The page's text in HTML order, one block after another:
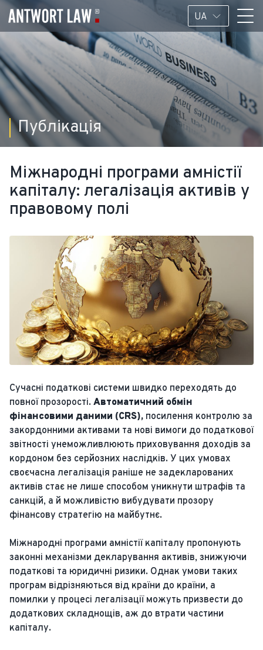
UA
Публікація
Міжнародні програми амністії
капіталу: легалізація активів у
правовому полі
Сучасні податкові системи швидко переходять до
повної прозорості. Автоматичний обмін
фінансовими даними (CRS), посилення контролю за
закордонними активами та нові вимоги до податкової
звітності унеможливлюють приховування доходів за
кордоном без серйозних наслідків. У цих умовах
своєчасна легалізація раніше не задекларованих
активів стає не лише способом уникнути штрафів та
санкцій, а й можливістю вибудувати прозору
фінансову стратегію на майбутнє.
Міжнародні програми амністії капіталу пропонують
законні механізми декларування активів, знижуючи
податкові та юридичні ризики. Однак умови таких
програм відрізняються від країни до країни, а
помилки у процесі легалізації можуть призвести до
додаткових складнощів, аж до втрати частини
капіталу.